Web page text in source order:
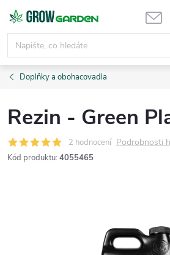
Přejít
obsah
Doplňky a obohacovadla
Rezin - Green
2 hodnocení Podrobnosti
Kód produktu: 4055465